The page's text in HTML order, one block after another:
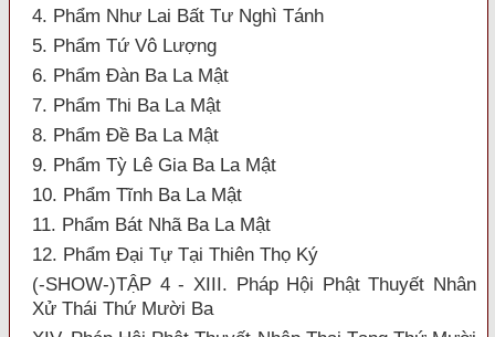
4. Phẩm Như Lai Bất Tư Nghì Tánh
5. Phẩm Tứ Vô Lượng
6. Phẩm Đàn Ba La Mật
7. Phẩm Thi Ba La Mật
8. Phẩm Đề Ba La Mật
9. Phẩm Tỳ Lê Gia Ba La Mật
10. Phẩm Tĩnh Ba La Mật
11. Phẩm Bát Nhã Ba La Mật
12. Phẩm Đại Tự Tại Thiên Thọ Ký
(-SHOW-)TẬP 4 - XIII. Pháp Hội Phật Thuyết Nhân
Xử Thái Thứ Mười Ba